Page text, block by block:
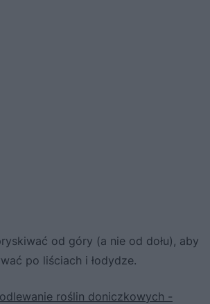
od góry (a nie od dołu), aby
po liściach i łodydze.
roślin doniczkowych -